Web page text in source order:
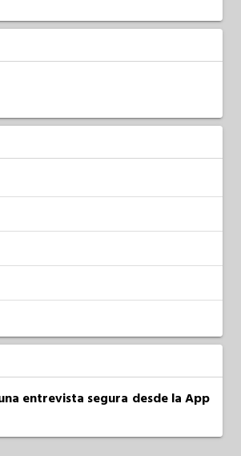
entrevista segura desde la App